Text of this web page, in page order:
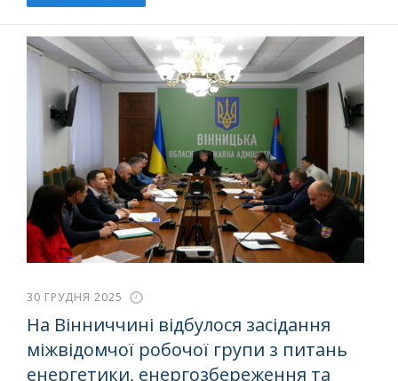
30 ГРУДНЯ 2025
На Вінниччині відбулося засідання
міжвідомчої робочої групи з питань
енергетики, енергозбереження та